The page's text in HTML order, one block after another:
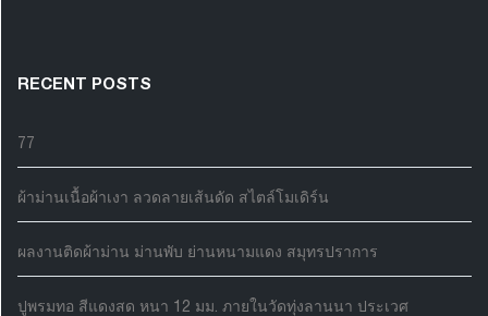
RECENT POSTS
77
ผ้าม่านเนื้อผ้าเงา ลวดลายเส้นดัด สไตล์โมเดิร์น
ผลงานติดผ้าม่าน ม่านพับ ย่านหนามแดง สมุทรปราการ
ปูพรมทอ สีแดงสด หนา 12 มม. ภายในวัดทุ่งลานนา ประเวศ